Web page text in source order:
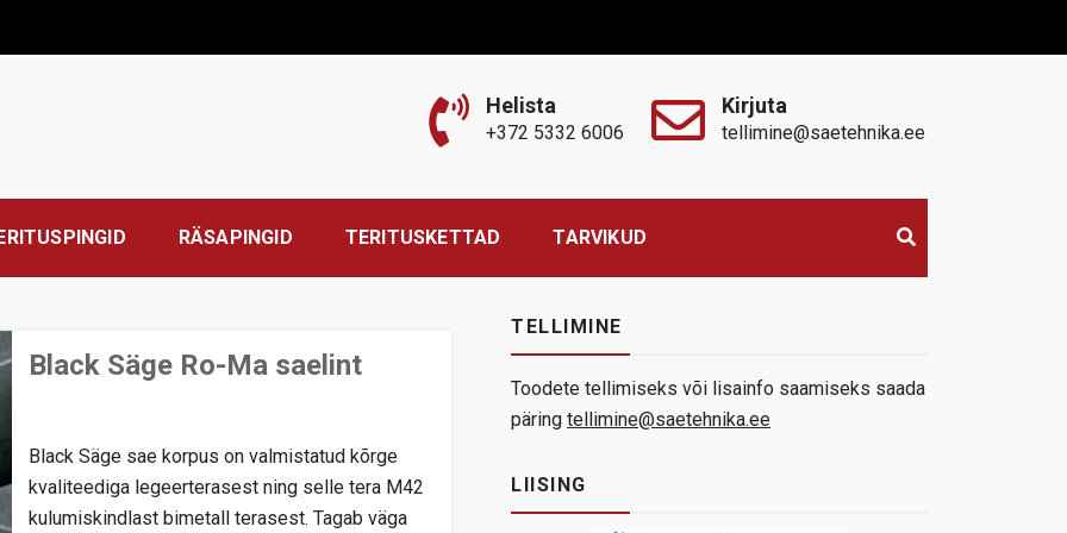
Helista
+372 5332 6006
Kirjuta
tellimine@saetehnika.ee
RÄSAPINGID TERITUSKETTAD TARVIKUD
Black Säge Ro-Ma saelint
Black Säge sae korpus on valmistatud kõrge
kvaliteediga legeerterasest ning selle tera M42
kulumiskindlast bimetall terasest. Tagab väga
TELLIMINE
Toodete tellimiseks või lisainfo saamiseks saada
päring tellimine@saetehnika.ee
LIISING